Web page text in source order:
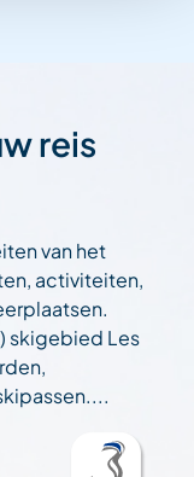
reis
van het
activiteiten,
skigebied Les